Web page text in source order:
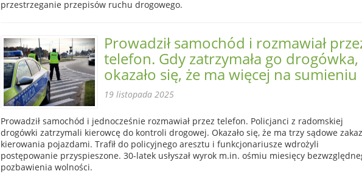
przestrzeganie przepisów ruchu drogowego.
Prowadził samochód i rozmawiał
telefon. Gdy zatrzymała go drogówka,
okazało się, że ma więcej na sumieniu
19 listopada 2025
Prowadził samochód i jednocześnie rozmawiał przez telefon. Policjanci z radomskiej
drogówki zatrzymali kierowcę do kontroli drogowej. Okazało się, że ma trzy sądowe
kierowania pojazdami. Trafił do policyjnego aresztu i funkcjonariusze wdrożyli
postępowanie przyspieszone. 30-latek usłyszał wyrok m.in. ośmiu miesięcy
pozbawienia wolności.